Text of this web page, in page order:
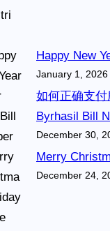
Happy New
January 1, 2026
如何正确支
Byrhasil Bill
December 30,
Merry
December 24,